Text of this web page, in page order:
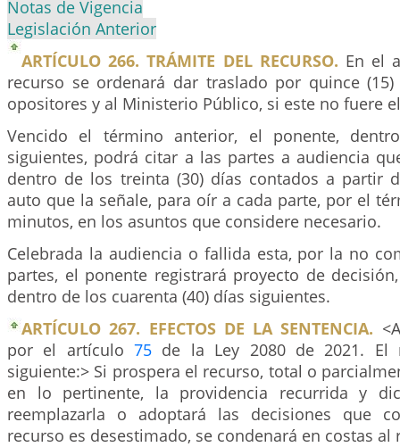
Notas de Vigencia
Legislación Anterior
ARTÍCULO 266. TRÁMITE DEL RECURSO. En el
recurso se ordenará dar traslado por quince
opositores y al Ministerio Público, si este no fuere
Vencido el término anterior, el ponente,
siguientes, podrá citar a las partes a audiencia
dentro de los treinta (30) días contados a partir
auto que la señale, para oír a cada parte, por el
minutos, en los asuntos que considere necesario.
Celebrada la audiencia o fallida esta, por la no
partes, el ponente registrará proyecto de
dentro de los cuarenta (40) días siguientes.
ARTÍCULO 267. EFECTOS DE LA SENTENCIA.
por el artículo75 de la Ley 2080 de 2021. El
siguiente:> Si prospera el recurso, total o
en lo pertinente, la providencia recurrida y
reemplazarla o adoptará las decisiones que
recurso es desestimado, se condenará en costas al